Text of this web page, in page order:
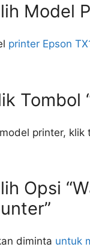
Model
printer Epson
Tombol
printer, klik
Opsi
diminta untuk